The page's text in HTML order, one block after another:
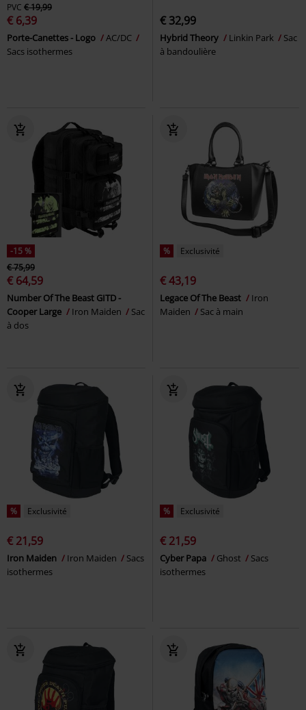
PVC € 19,99
€ 6,39
Porte-Canettes - Logo
AC/DC
Sacs isothermes
€ 32,99
Hybrid Theory Linkin Park
Sac
à bandoulière
-15 %
€ 75,99
€ 64,59
Number Of The Beast GITD -
Cooper Large
Iron Maiden
Sac
à dos
% Exclusivité
€ 43,19
Legace Of The Beast
Iron
Maiden
Sac à main
% Exclusivité
€ 21,59
Iron Maiden Iron Maiden
Sacs
isothermes
% Exclusivité
€ 21,59
Cyber Papa Ghost
Sacs
isothermes